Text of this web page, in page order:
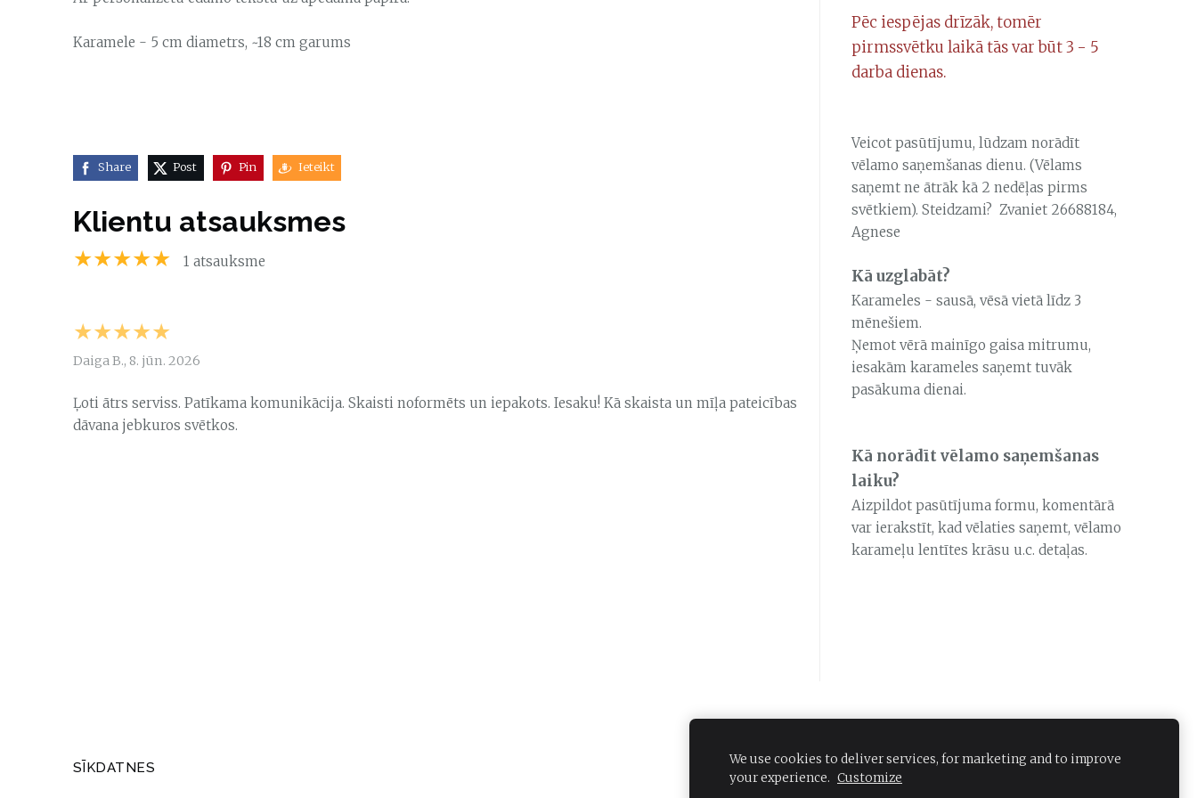
Pēc iespējas drīzāk, tomēr
pirmssvētku laikā tās var būt 3 - 5
darba dienas.
Veicot pasūtījumu, lūdzam norādīt
vēlamo saņemšanas dienu. (Vēlams
saņemt ne ātrāk kā 2 nedēļas pirms
svētkiem). Steidzami? Zvaniet 26688184,
Agnese
Kā uzglabāt?
Karameles - sausā, vēsā vietā līdz 3
mēnešiem.
Ņemot vērā mainīgo gaisa mitrumu,
iesakām karameles saņemt tuvāk
pasākuma dienai.
Kā norādīt vēlamo saņemšanas
laiku?
Aizpildot pasūtījuma formu, komentārā
var ierakstīt, kad vēlaties saņemt, vēlamo
karameļu lentītes krāsu u.c. detaļas.
Karamele - 5 cm diametrs, ~18 cm garums
Share Post Pin Ieteikt
Klientu atsauksmes
★★★★★ 1 atsauksme
★★★★★
Daiga B., 8. jūn. 2026
Ļoti ātrs serviss. Patīkama komunikācija. Skaisti noformēts un iepakots. Iesaku! Kā skaista un mīļa pateicības
dāvana jebkuros svētkos.
SĪKDATNES
We use cookies to deliver services, for marketing and to improve
your experience. Customize